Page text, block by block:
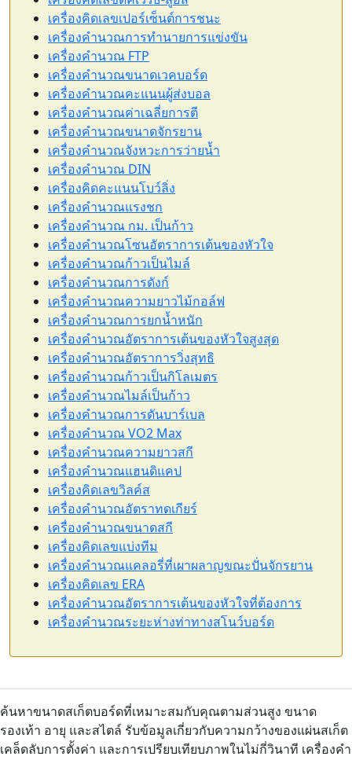
เครื่องคิดเลขเปอร์เซ็นต์การชนะ
เครื่องคำนวณการทำนายการแข่งขัน
เครื่องคำนวณ FTP
เครื่องคำนวณขนาดเวคบอร์ด
เครื่องคำนวณคะแนนผู้ส่งบอล
เครื่องคำนวณค่าเฉลี่ยการตี
เครื่องคำนวณขนาดจักรยาน
เครื่องคำนวณจังหวะการว่ายน้ำ
เครื่องคำนวณ DIN
เครื่องคิดคะแนนโบว์ลิ่ง
เครื่องคำนวณแรงชก
เครื่องคำนวณ กม. เป็นก้าว
เครื่องคำนวณโซนอัตราการเต้นของหัวใจ
เครื่องคำนวณก้าวเป็นไมล์
เครื่องคำนวณการดังก์
เครื่องคำนวณความยาวไม้กอล์ฟ
เครื่องคำนวณการยกน้ำหนัก
เครื่องคำนวณอัตราการเต้นของหัวใจสูงสุด
เครื่องคำนวณอัตราการวิ่งสุทธิ
เครื่องคำนวณก้าวเป็นกิโลเมตร
เครื่องคำนวณไมล์เป็นก้าว
เครื่องคำนวณการดันบาร์เบล
เครื่องคำนวณ VO2 Max
เครื่องคำนวณความยาวสกี
เครื่องคำนวณแฮนดิแคป
เครื่องคิดเลขวิลค์ส
เครื่องคำนวณอัตราทดเกียร์
เครื่องคำนวณขนาดสกี
เครื่องคิดเลขแบ่งทีม
เครื่องคำนวณแคลอรี่ที่เผาผลาญขณะปั่นจักรยาน
เครื่องคิดเลข ERA
เครื่องคำนวณอัตราการเต้นของหัวใจที่ต้องการ
เครื่องคำนวณระยะห่างท่าทางสโนว์บอร์ด
ค้นหาขนาดสเก็ตบอร์ดที่เหมาะสมกับคุณตามส่วนสูง ขนาด
รองเท้า อายุ และสไตล์ รับข้อมูลเกี่ยวกับความกว้างของแผ่นสเก็ต
เคล็ดลับการตั้งค่า และการเปรียบเทียบภาพในไม่กี่วินาที เครื่องคำ